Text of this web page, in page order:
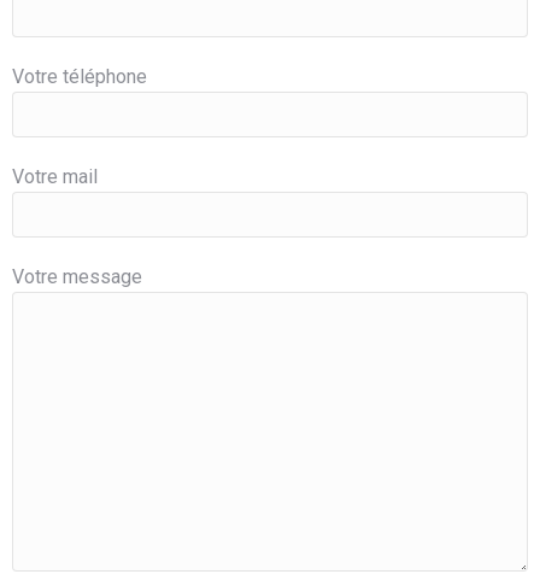
Votre téléphone
Votre mail
Votre message